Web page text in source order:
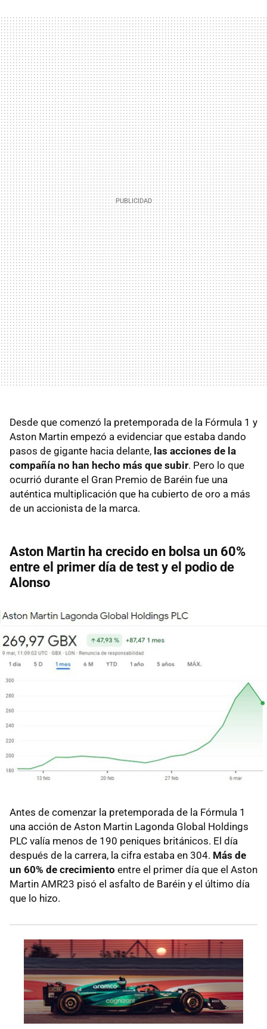
Desde que comenzó la pretemporada de la Fórmula 1 y
Aston Martin empezó a evidenciar que estaba dando
pasos de gigante hacia delante, las acciones de la
compañía no han hecho más que subir. Pero lo que
ocurrió durante el Gran Premio de Baréin fue una
auténtica multiplicación que ha cubierto de oro a más
de un accionista de la marca.
Aston Martin ha crecido en bolsa un 60%
entre el primer día de test y el podio de
Alonso
Antes de comenzar la pretemporada de la Fórmula 1
una acción de Aston Martin Lagonda Global Holdings
PLC valía menos de 190 peniques británicos. El día
después de la carrera, la cifra estaba en 304. Más de
un 60% de crecimiento entre el primer día que el Aston
Martin AMR23 pisó el asfalto de Baréin y el último día
que lo hizo.